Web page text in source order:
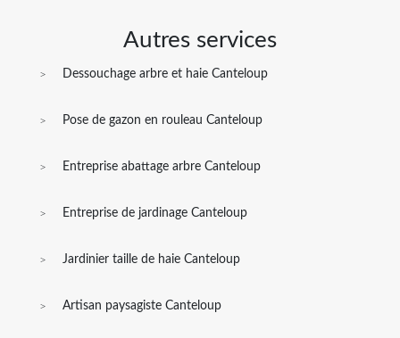
Autres services
Dessouchage arbre et haie Canteloup
Pose de gazon en rouleau Canteloup
Entreprise abattage arbre Canteloup
Entreprise de jardinage Canteloup
Jardinier taille de haie Canteloup
Artisan paysagiste Canteloup